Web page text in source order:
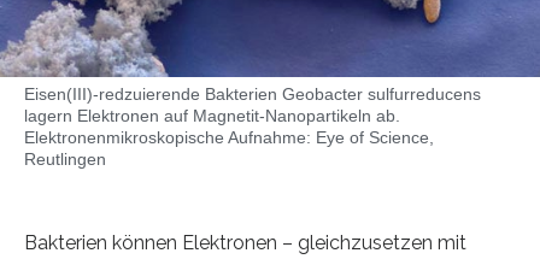
Eisen(III)-redzuierende Bakterien Geobacter sulfurreducens
lagern Elektronen auf Magnetit-Nanopartikeln ab.
Elektronenmikroskopische Aufnahme: Eye of Science,
Reutlingen
Bakterien können Elektronen – gleichzusetzen mit